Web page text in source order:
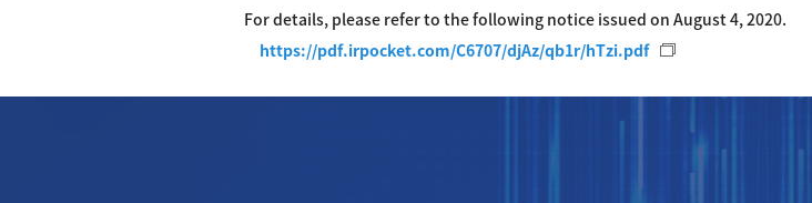
For details, please refer to the following notice issued on August 4, 2020.
https://pdf.irpocket.com/C6707/djAz/qb1r/hTzi.pdf